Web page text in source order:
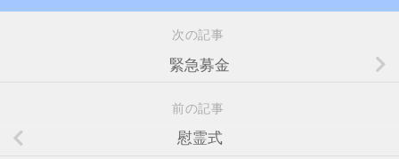
次の記事
緊急募金
前の記事
慰霊式